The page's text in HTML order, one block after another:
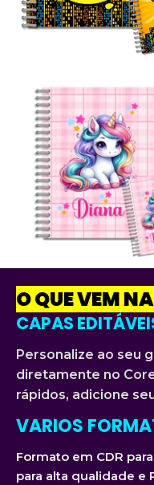
O QUE VEM
CAPAS
Personalize ao seu
diretamente no
rápidos, adicione
VARIOS
Formato em CDR
para alta qualidade e